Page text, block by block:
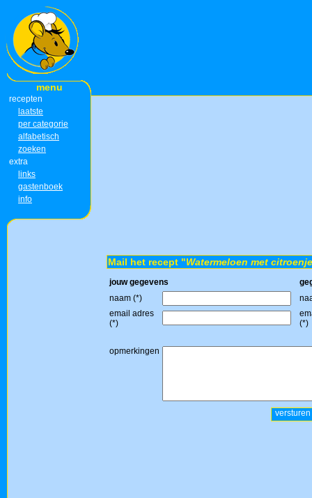
menu
recepten
laatste
per categorie
alfabetisch
zoeken
extra
links
gastenboek
info
Mail het recept "Watermeloen met
jouw gegevens
naam (*)
email adres
(*)
(*)
opmerkingen